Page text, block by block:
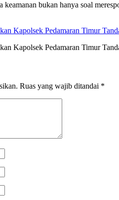
bukan hanya soal
Kapolsek Pedamaran Timur
Kapolsek Pedamaran Timur
Ruas yang wajib ditandai *